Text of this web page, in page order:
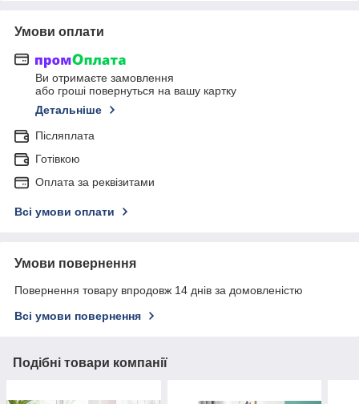
Умови оплати
Ви отримаєте замовлення
або гроші повернуться на вашу картку
Детальніше
Післяплата
Готівкою
Оплата за реквізитами
Всі умови оплати
Умови повернення
Повернення товару впродовж 14 днів за домовленістю
Всі умови повернення
Подібні товари компанії